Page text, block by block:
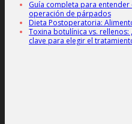
Guía completa para
operación de párpados
Dieta Postoperatoria:
Toxina botulínica vs. rellenos:
clave para elegir el